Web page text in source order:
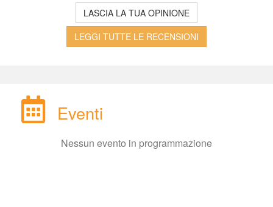
LASCIA LA TUA OPINIONE
LEGGI TUTTE LE RECENSIONI
Eventi
Nessun evento in programmazione